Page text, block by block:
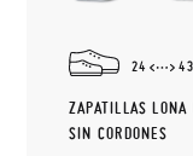
24 43
ZAPATILLAS LONA
SIN CORDONES